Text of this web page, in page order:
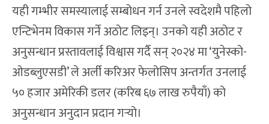
यही गम्भीर समस्यालाई सम्बोधन गर्न उनले स्वदेशमै पहिलो
एन्टिभेनम विकास गर्ने अठोट लिइन्। उनको यही अठोट र
अनुसन्धान प्रस्तावलाई विश्वास गर्दै सन् २०२४ मा ‘युनेस्को-
ओडब्लुएसडी’ ले अर्ली करिअर फेलोसिप अन्तर्गत उनलाई
५० हजार अमेरिकी डलर (करिब ६७ लाख रुपैयाँ) को
अनुसन्धान अनुदान प्रदान गर्‍यो।